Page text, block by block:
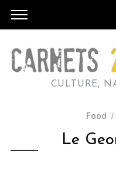
CULTURE,
Food
Le